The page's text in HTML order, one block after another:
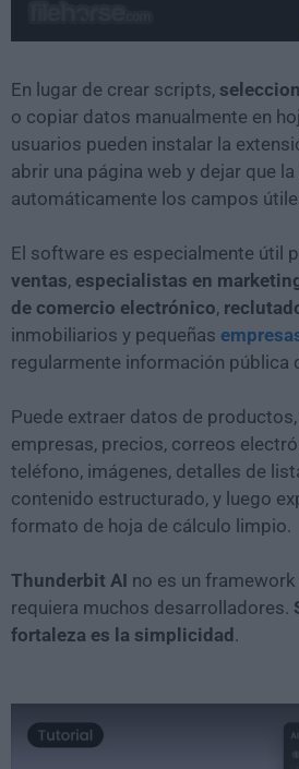
En lugar de crear scripts,
o copiar datos manualmente en
usuarios pueden instalar la
abrir una página web y dejar que
automáticamente los campos
El software es especialmente útil
ventas, especialistas en
de comercio electrónico,
inmobiliarios y pequeñas
regularmente información pública
Puede extraer datos de
empresas, precios, correos
teléfono, imágenes, detalles de
contenido estructurado, y luego
formato de hoja de cálculo limpio.
Thunderbit AI no es un
requiera muchos desarrolladores.
fortaleza es la simplicidad.